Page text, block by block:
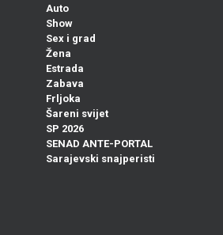
Auto
Show
Sex i grad
Žena
Estrada
Zabava
Frljoka
Šareni svijet
SP 2026
SENAD ANTE-PORTAL
Sarajevski snajperisti